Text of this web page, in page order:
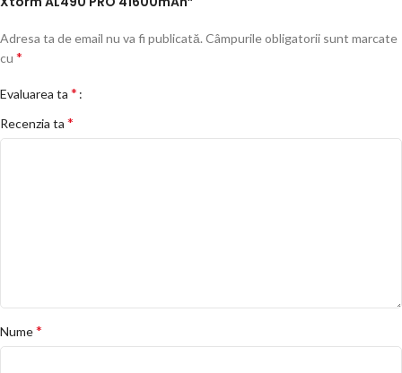
Adresa ta de email nu va fi publicată. Câmpurile obligatorii sunt marcate
cu *
Evaluarea ta *
Recenzia ta *
Nume*